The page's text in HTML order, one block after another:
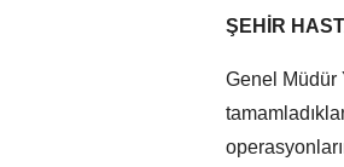
ŞEHİR
Genel Müdür